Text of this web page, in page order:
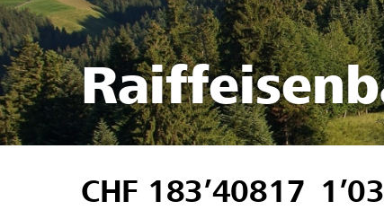
CHF 183’40817